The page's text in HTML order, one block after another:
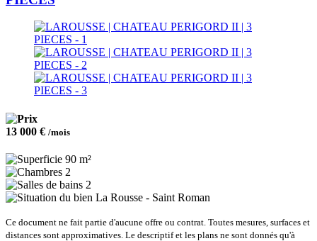
13 000 € /mois
90 m²
2
2
La Rousse - Saint Roman
Ce document ne fait partie d'aucune offre ou contrat. Toutes mesures, surfaces et
distances sont approximatives. Le descriptif et les plans ne sont donnés qu'à